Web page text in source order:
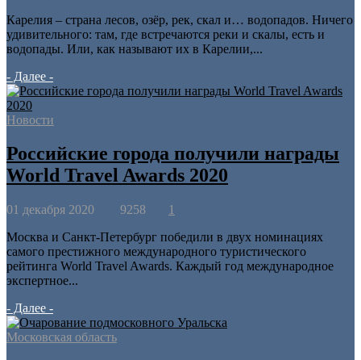
Карелия – страна лесов, озёр, рек, скал и… водопадов. Ничего
удивительного: там, где встречаются реки и скалы, есть и
водопады. Или, как называют их в Карелии,...
- Далее -
Новости
Российские города получили награды
World Travel Awards 2020
01 декабря 2020 9258
1
Москва и Санкт-Петербург победили в двух номинациях
самого престижного международного туристического
рейтинга World Travel Awards. Каждый год международное
экспертное...
- Далее -
Московская область